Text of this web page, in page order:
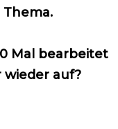
Mal bearbeitet
auf?